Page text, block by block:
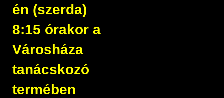
én (szerda)
8:15 órakor a
Városháza
tanácskozó
termében